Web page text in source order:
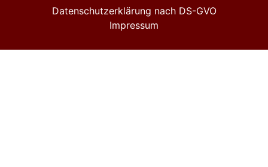
Datenschutzerklärung nach DS-GVO
Impressum